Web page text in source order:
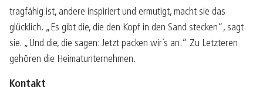
tragfähig ist, andere inspiriert und ermutigt, macht sie das
glücklich. „Es gibt die, die den Kopf in den Sand stecken“, sagt
sie. „Und die, die sagen: Jetzt packen wir´s an.“ Zu Letzteren
gehören die Heimatunternehmen.
Kontakt